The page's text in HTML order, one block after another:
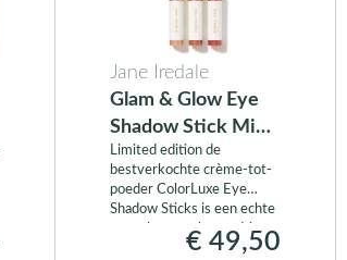
Jane Iredale
Glam & Glow Eye
Shadow Stick Mini
Trio
Limited edition de
bestverkochte crème-tot-
poeder ColorLuxe Eye
Shadow Sticks is een echte
must-have en bevat drie
feestelijke tinten om de
€ 49,50